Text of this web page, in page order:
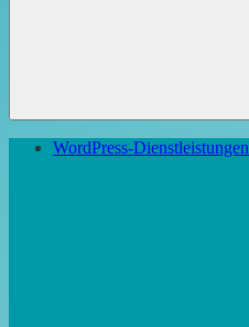
WordPress-Dienstleistungen